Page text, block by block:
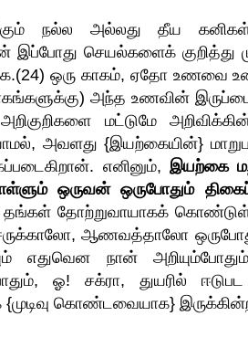
நல்ல அல்லது தீய
இப்போது செயல்களைக்
ஒரு காகம், ஏதோ உணவை
அந்த உணவின் இருப்பை
மட்டுமே
அவளது {இயற்கையின்}
எனினும், இயற்கை
ஒருவன் ஒருபோதும்
தோற்றுவாயாகக்
ஆணவத்தாலோ
எதுவென நான்
ஓ! சக்ரா, துயரில்
கொண்டவையாக}